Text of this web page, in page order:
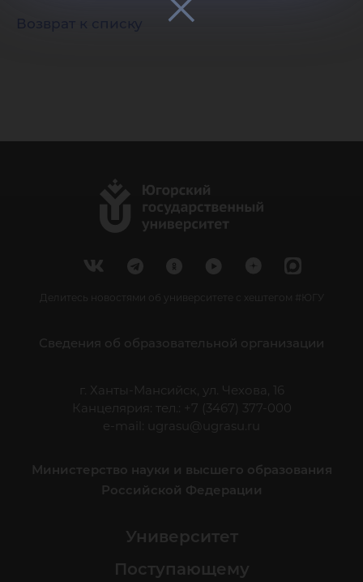
Возврат к списку
Делитесь новостями об университете с хештегом #ЮГУ
Сведения об образовательной организации
г. Ханты-Мансийск, ул. Чехова, 16
Канцелярия: тел.: +7 (3467) 377-000
e-mail:
ugrasu@ugrasu.ru
Министерство науки и высшего образования
Российской Федерации
Университет
Поступающему